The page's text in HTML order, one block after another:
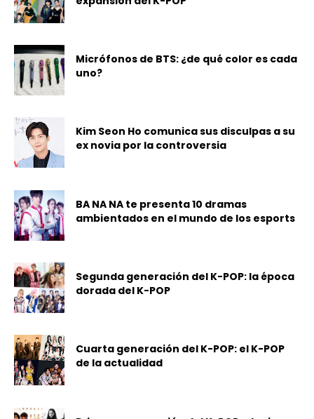
Micrófonos de BTS: ¿de qué color es cada
uno?
Kim Seon Ho comunica sus disculpas a su
ex novia por la controversia
BA NA NA te presenta 10 dramas
ambientados en el mundo de los esports
Segunda generación del K-POP: la época
dorada del K-POP
Cuarta generación del K-POP: el K-POP
de la actualidad